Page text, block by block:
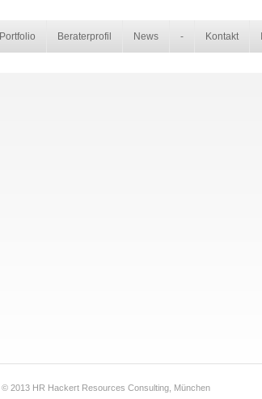
Portfolio Beraterprofil News - Kontakt
© 2013 HR Hackert Resources Consulting, München